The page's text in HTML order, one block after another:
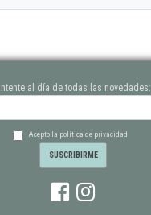
al día de todas las novedades:
Acepto la política de privacidad